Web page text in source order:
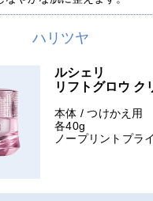
ハリツヤ
ルシェリ
リフトグロウ ク
本体 / つけかえ用
各40g
ノープリントプラ